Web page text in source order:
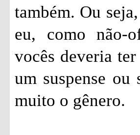
também. Ou
eu, como não-
vocês deveria
um suspense
muito o gênero.